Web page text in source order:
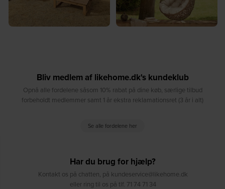
Bliv medlem af likehome.dk's kundeklub
Opnå alle fordelene såsom 10% rabat på dine køb, særlige tilbud
forbeholdt medlemmer samt 1 år ekstra reklamationsret (3 år i alt)
Se alle fordelene her
Har du brug for hjælp?
Kontakt os på chatten, på kundeservice@likehome.dk
eller ring til os på tlf. 71 74 71 34